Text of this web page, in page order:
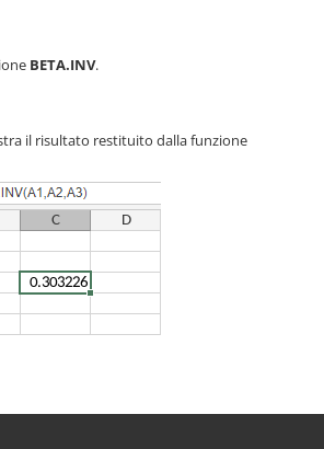
BETA.INV.
il risultato restituito dalla funzione